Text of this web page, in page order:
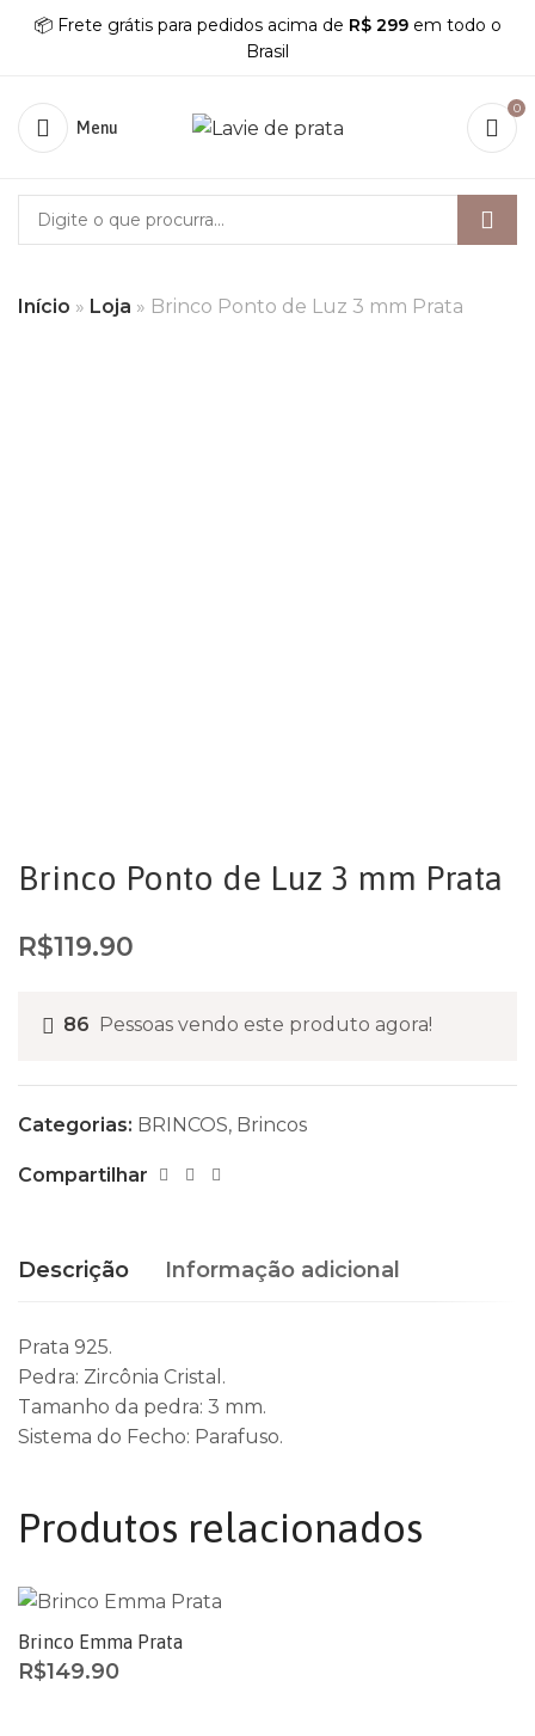
📦 Frete grátis para pedidos acima de R$ 299 em todo o
Brasil
Menu
0
Início » Loja » Brinco Ponto de Luz 3 mm Prata
Brinco Ponto de Luz 3 mm Prata
R$119.90
86 Pessoas vendo este produto agora!
Categorias: BRINCOS, Brincos
Compartilhar
Descrição Informação adicional
Prata 925.
Pedra: Zircônia Cristal.
Tamanho da pedra: 3 mm.
Sistema do Fecho: Parafuso.
Produtos relacionados
Brinco Emma Prata
R$149.90